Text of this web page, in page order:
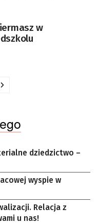
w
dziedzictwo –
wyspie w
Relacja z
u nas!